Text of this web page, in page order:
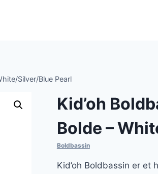
Silver/Blue Pearl
Kid’oh
Bolde –
Boldbassin
Kid’oh Boldbassin er